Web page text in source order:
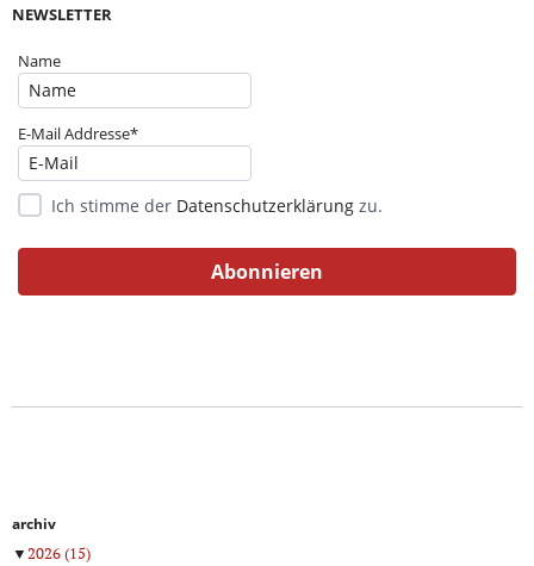
NEWSLETTER
Name
E-Mail Addresse*
Ich stimme der Datenschutzerklärung zu.
archiv
▼2026(15)